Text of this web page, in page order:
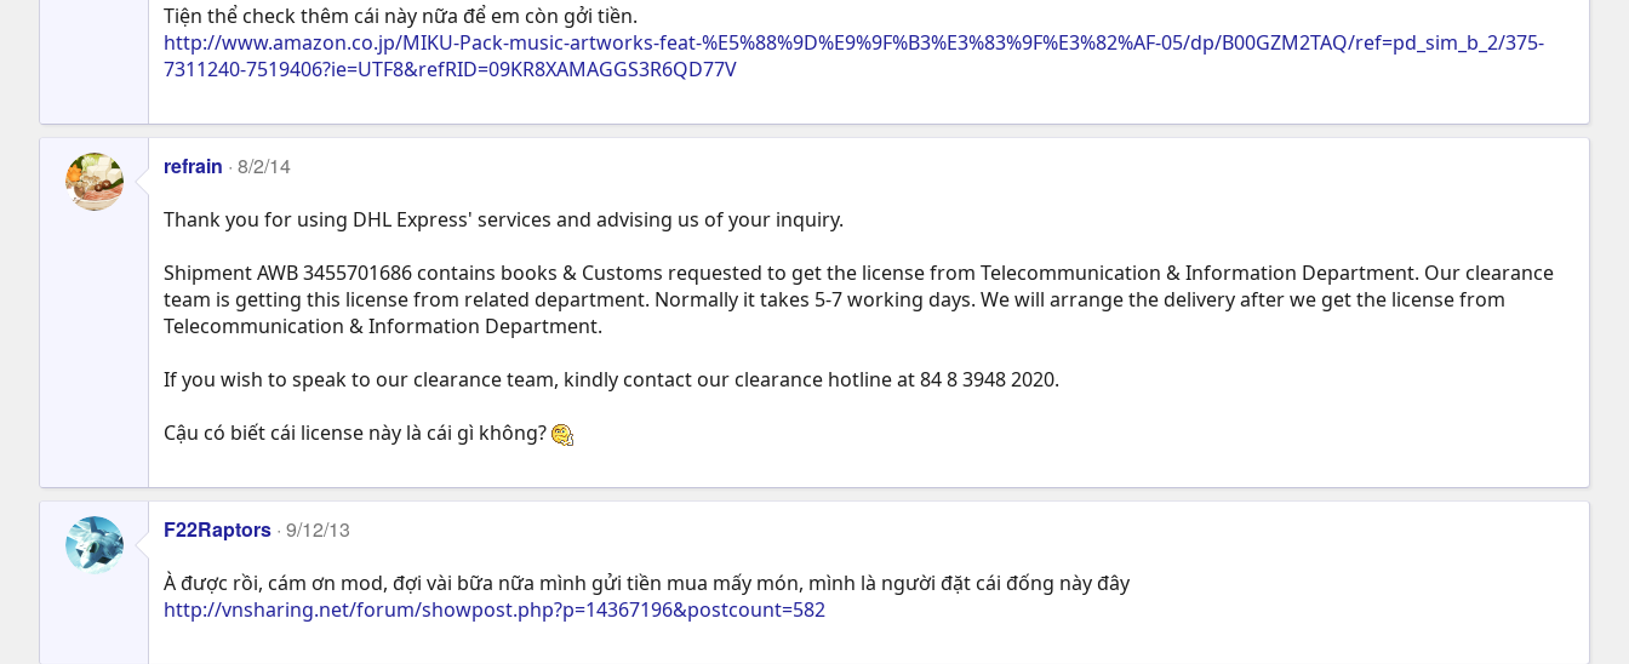
Tiện thể check thêm cái này nữa để em còn gởi tiền.
http://www.amazon.co.jp/MIKU-Pack-music-artworks-feat-%E5%88%9D%E9%9F%B3%E3%83%9F%E3%82%AF-05/dp/B00GZM2TAQ/ref=pd_sim_b_2/375-
7311240-7519406?ie=UTF8&refRID=09KR8XAMAGGS3R6QD77V
refrain 8/2/14
Thank you for using DHL Express' services and advising us of your inquiry.
Shipment AWB 3455701686 contains books & Customs requested to get the license from Telecommunication & Information Department. Our clearance
team is getting this license from related department. Normally it takes 5-7 working days. We will arrange the delivery after we get the license from
Telecommunication & Information Department.
If you wish to speak to our clearance team, kindly contact our clearance hotline at 84 8 3948 2020.
Cậu có biết cái license này là cái gì không?
F22Raptors 9/12/13
À được rồi, cám ơn mod, đợi vài bữa nữa mình gửi tiền mua mấy món, mình là người đặt cái đống này đây
http://vnsharing.net/forum/showpost.php?p=14367196&postcount=582